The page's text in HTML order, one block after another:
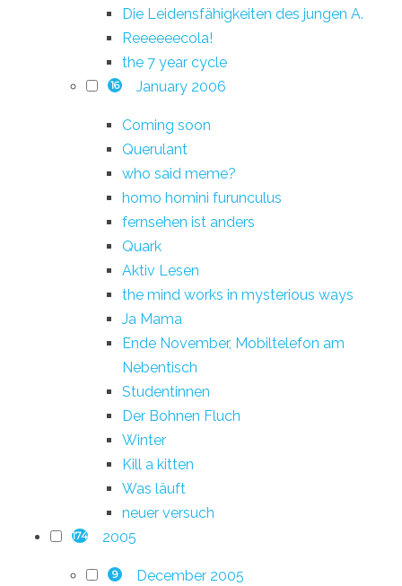
Die Leidensfähigkeiten des jungen A.
Reeeeeecola!
the 7 year cycle
16 January 2006
Coming soon
Querulant
who said meme?
homo homini furunculus
fernsehen ist anders
Quark
Aktiv Lesen
the mind works in mysterious ways
Ja Mama
Ende November, Mobiltelefon am
Nebentisch
Studentinnen
Der Bohnen Fluch
Winter
Kill a kitten
Was läuft
neuer versuch
174 2005
9 December 2005